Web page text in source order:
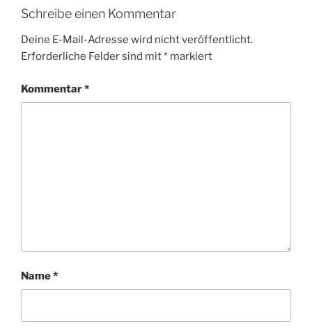
Schreibe einen Kommentar
Deine E-Mail-Adresse wird nicht veröffentlicht.
Erforderliche Felder sind mit* markiert
Kommentar*
Name*